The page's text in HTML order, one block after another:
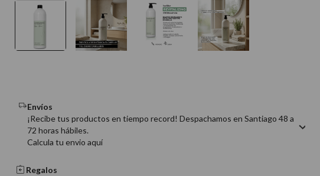
Envíos
¡Recibe tus productos en tiempo record! Despachamos en Santiago 48 a
72 horas hábiles.
Calcula tu envio aquí
Regalos